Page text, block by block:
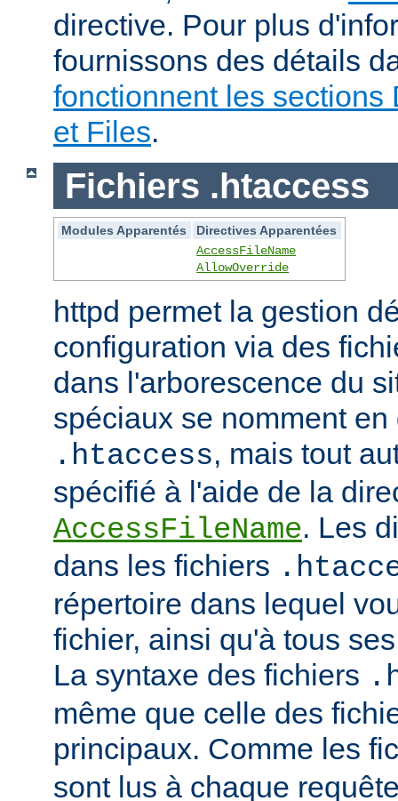
directive. Pour plus
fournissons des détails
fonctionnent les sections
et Files.
Fichiers .htaccess
Modules Apparentés
Directives Apparentées
AccessFileName
AllowOverride
httpd permet la gestion
configuration via des
dans l'arborescence du
spéciaux se nomment en
.htaccess, mais tout
spécifié à l'aide de la
AccessFileName. Les
dans les fichiers
répertoire dans lequel
fichier, ainsi qu'à tous
La syntaxe des fichiers
même que celle des
principaux. Comme les
sont lus à chaque